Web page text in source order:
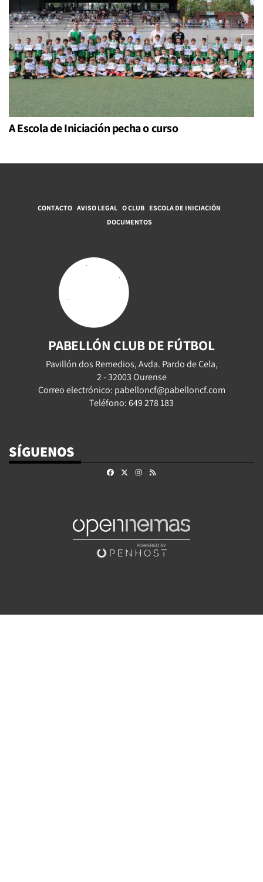
A Escola de Iniciación pecha o curso
CONTACTO AVISO LEGAL O CLUB ESCOLA DE INICIACIÓN
DOCUMENTOS
PABELLÓN CLUB DE FÚTBOL
Pavillón dos Remedios, Avda. Pardo de Cela,
2 - 32003 Ourense
Correo electrónico: pabelloncf@pabelloncf.com
Teléfono: 649 278 183
SÍGUENOS
FacebookInstagram